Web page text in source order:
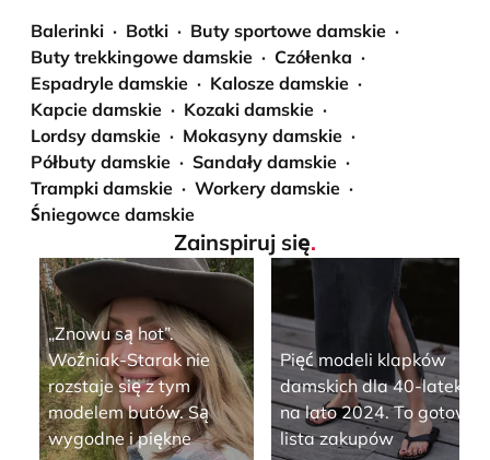
Balerinki Botki
Buty sportowe damskie
Buty trekkingowe damskie
Czółenka
Espadryle damskie
Kalosze damskie
Kapcie damskie
Kozaki damskie
Lordsy damskie
Mokasyny damskie
Półbuty damskie
Sandały damskie
Trampki damskie
Workery damskie
Śniegowce damskie
Zainspiruj się.
„Znowu są hot”.
Woźniak-Starak nie
rozstaje się z tym
modelem butów. Są
wygodne i piękne
Pięć modeli klapków
damskich dla 40-latek
na lato 2024. To gotowa
lista zakupów